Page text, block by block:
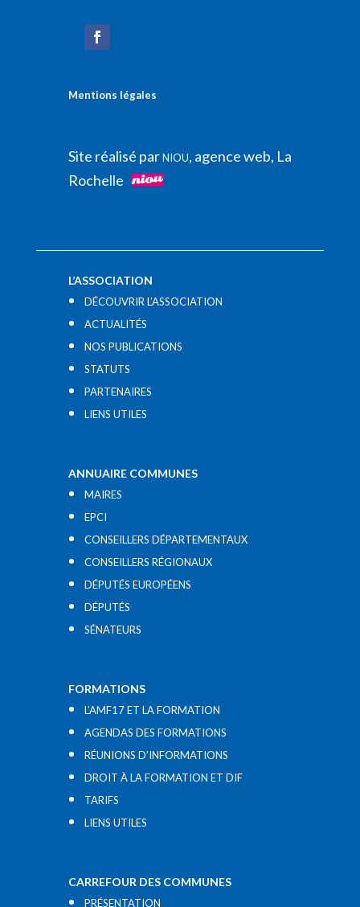
Mentions légales
Site réalisé parNIOU, agence web, La
Rochelle
L’ASSOCIATION
DÉCOUVRIR L’ASSOCIATION
ACTUALITÉS
NOS PUBLICATIONS
STATUTS
PARTENAIRES
LIENS UTILES​
ANNUAIRE COMMUNES
MAIRES
EPCI
CONSEILLERS DÉPARTEMENTAUX
CONSEILLERS RÉGIONAUX
DÉPUTÉS EUROPÉENS
DÉPUTÉS
SÉNATEURS
FORMATIONS
L’AMF17 ET LA FORMATION
AGENDAS DES FORMATIONS
RÉUNIONS D’INFORMATIONS
DROIT À LA FORMATION ET DIF
TARIFS
LIENS UTILES​
CARREFOUR DES COMMUNES
PRÉSENTATION